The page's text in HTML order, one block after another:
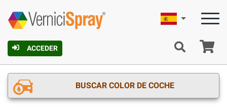
ACCEDER
Español
BUSCAR COLOR DE COCHE